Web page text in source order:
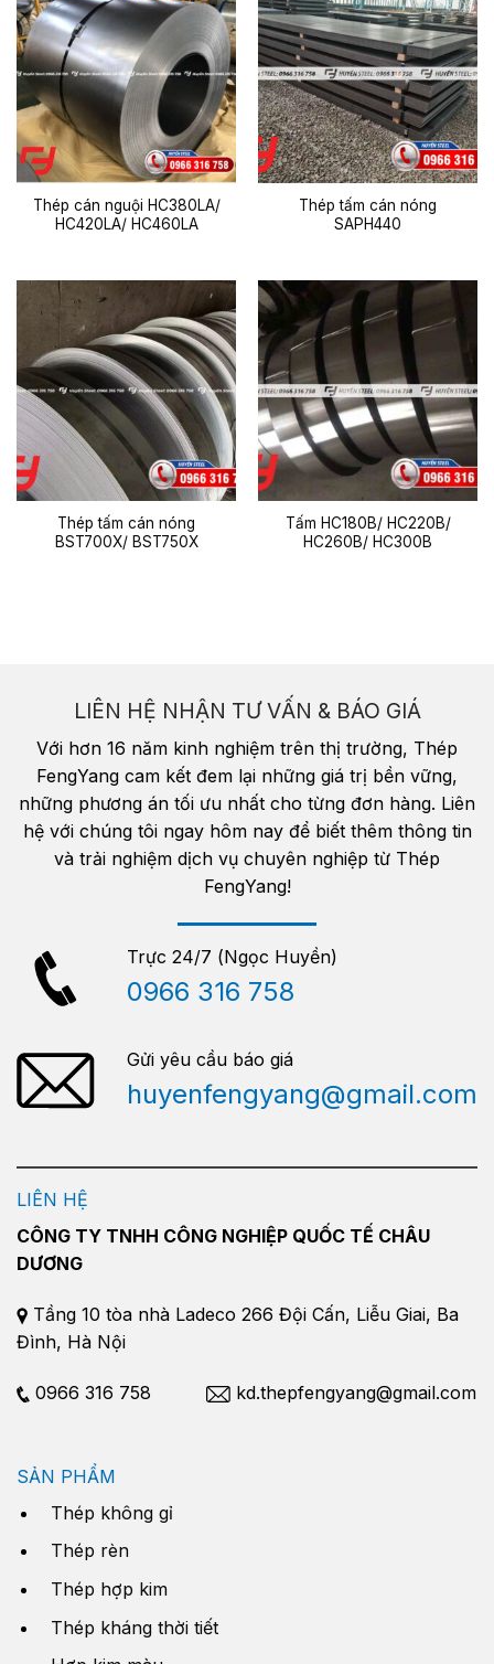
Thép cán nguội HC380LA/
HC420LA/ HC460LA
Thép tấm cán nóng
SAPH440
Thép tấm cán nóng
BST700X/ BST750X
Tấm HC180B/ HC220B/
HC260B/ HC300B
LIÊN HỆ NHẬN TƯ VẤN & BÁO GIÁ
Với hơn 16 năm kinh nghiệm trên thị trường, Thép
FengYang cam kết đem lại những giá trị bền vững,
những phương án tối ưu nhất cho từng đơn hàng. Liên
hệ với chúng tôi ngay hôm nay để biết thêm thông tin
và trải nghiệm dịch vụ chuyên nghiệp từ Thép
FengYang!
Trực 24/7 (Ngọc Huyền)
0966 316 758
Gửi yêu cầu báo giá
huyenfengyang@gmail.com
LIÊN HỆ
CÔNG TY TNHH CÔNG NGHIỆP QUỐC TẾ CHÂU
DƯƠNG
Tầng 10 tòa nhà Ladeco 266 Đội Cấn, Liễu Giai, Ba
Đình, Hà Nội
0966 316 758 kd.thepfengyang@gmail.com
SẢN PHẨM
Thép không gỉ
Thép rèn
Thép hợp kim
Thép kháng thời tiết